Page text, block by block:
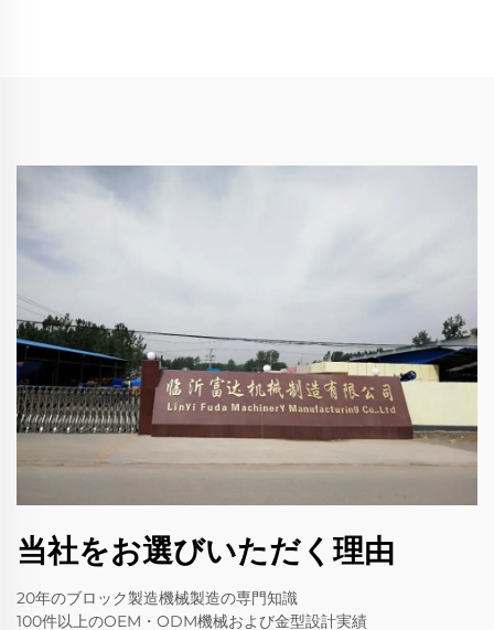
当社をお選びいただく理由
20年のブロック製造機械製造の専門知識
100件以上のOEM・ODM機械および金型設計実績